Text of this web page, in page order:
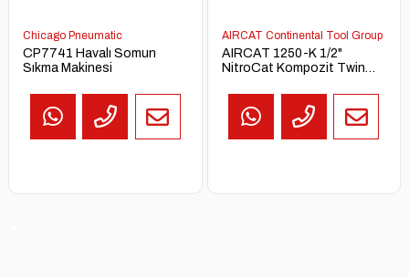
Chicago Pneumatic
CP7741 Havalı Somun
Sıkma Makinesi
AIRCAT Continental Tool Group
AIRCAT 1250-K 1/2"
NitroCat Kompozit Twin